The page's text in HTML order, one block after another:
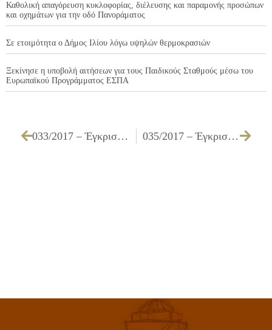
Καθολική απαγόρευση κυκλοφορίας, διέλευσης και παραμονής προσώπων
και οχημάτων για την οδό Πανοράματος
Σε ετοιμότητα ο Δήμος Ιλίου λόγω υψηλών θερμοκρασιών
Ξεκίνησε η υποβολή αιτήσεων για τους Παιδικούς Σταθμούς μέσω του
Ευρωπαϊκού Προγράμματος ΕΣΠΑ
033/2017 – Έγκριση έκθεσης εσόδων – εξόδων Δ’ τριμήνου του έτους 2016 035/2017 – Έγκριση πίστωσης για την «Προμήθεια αποκριάτικων στολών»